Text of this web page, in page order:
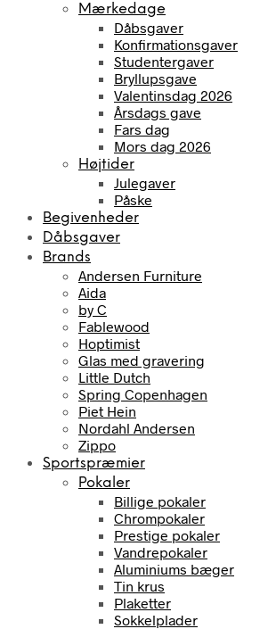
Mærkedage
Dåbsgaver
Konfirmationsgaver
Studentergaver
Bryllupsgave
Valentinsdag 2026
Årsdags gave
Fars dag
Mors dag 2026
Højtider
Julegaver
Påske
Begivenheder
Dåbsgaver
Brands
Andersen Furniture
Aida
by C
Fablewood
Hoptimist
Glas med gravering
Little Dutch
Spring Copenhagen
Piet Hein
Nordahl Andersen
Zippo
Sportspræmier
Pokaler
Billige pokaler
Chrompokaler
Prestige pokaler
Vandrepokaler
Aluminiums bæger
Tin krus
Plaketter
Sokkelplader